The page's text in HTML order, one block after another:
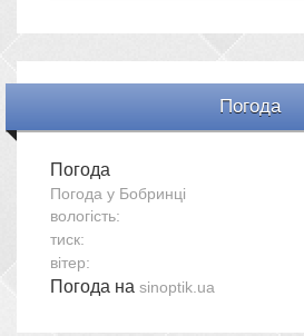
Погода
Погода
Погода у Бобринці
вологість:
тиск:
вітер:
Погода на sinoptik.ua